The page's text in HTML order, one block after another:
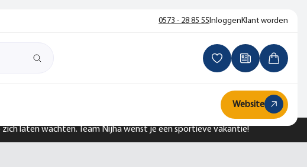
laten wachten. Team Nijha wenst je een sportieve vakantie!
0573 - 28 85 55InloggenKlant worden
Website